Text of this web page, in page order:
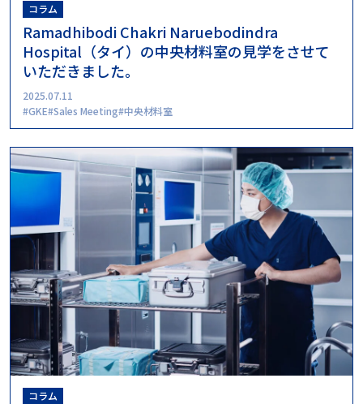
コラム
Ramadhibodi Chakri Naruebodindra
Hospital（タイ）の中央材料室の見学をさせて
いただきました。
2025.07.11
GKE Sales Meeting 中央材料室
コラム